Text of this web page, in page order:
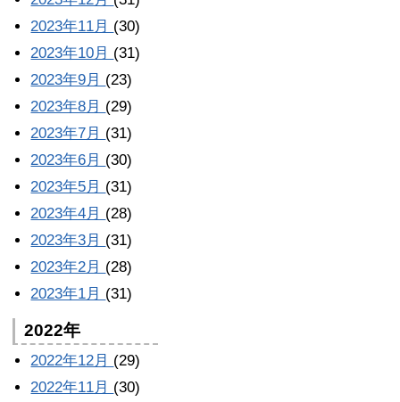
2023年11月 (30)
2023年10月 (31)
2023年9月 (23)
2023年8月 (29)
2023年7月 (31)
2023年6月 (30)
2023年5月 (31)
2023年4月 (28)
2023年3月 (31)
2023年2月 (28)
2023年1月 (31)
2022年
2022年12月 (29)
2022年11月 (30)